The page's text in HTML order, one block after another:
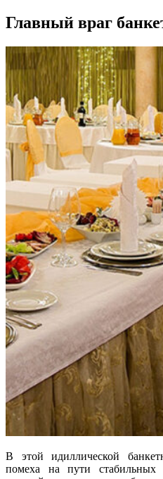
Главный враг
В этой идиллической
помеха на пути стабильных